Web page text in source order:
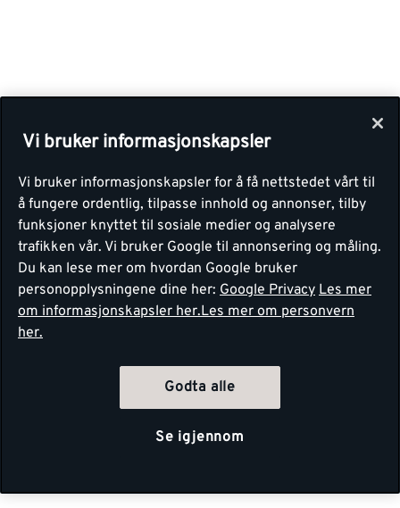
Vi bruker informasjonskapsler
Vi bruker informasjonskapsler for å få nettstedet vårt til
å fungere ordentlig, tilpasse innhold og annonser, tilby
funksjoner knyttet til sosiale medier og analysere
trafikken vår. Vi bruker Google til annonsering og måling.
Du kan lese mer om hvordan Google bruker
personopplysningene dine her: Google Privacy Les mer
om informasjonskapsler her.Les mer om personvern
her.
Godta alle
Se igjennom